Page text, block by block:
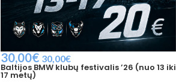
30,00€ 30,00€
Baltijos BMW klubų festivalis ’26 (nuo 13 iki
17 metų)